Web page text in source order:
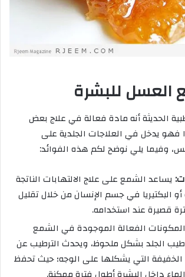
العسل للبشرة
الحديثة أنه مادة فعالة في علاج بعض
فهو يدخل في العلاجات الجلدية على
وفيما يلي نوضح لكم هذه الفوائد:
يساعد الشمع على علاج الالتهابات الناتجة
البكتيريا في جسم الإنسان من خلال تقليل
قصيرة عند استخدامه.
المكونات الفعالة الموجودة في الشمع
الجلد بشكل ملحوظ، ويحدث الترطيب عن
التي يشكلها على الوجه؛ حيث تحفظ